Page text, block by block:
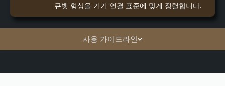
사용 가이드라인
큐벳 형상을 기기 연결 표준에 맞게 정렬합니다.